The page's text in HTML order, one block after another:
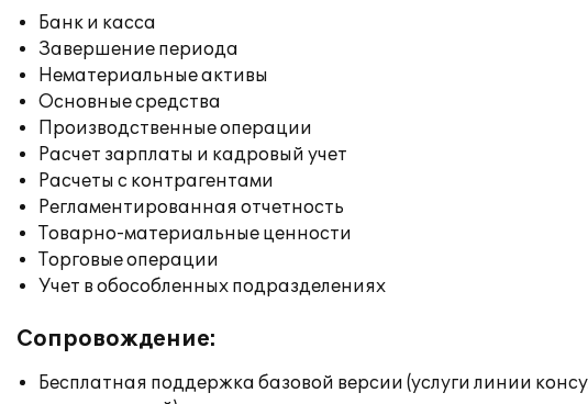
Банк и касса
Завершение периода
Нематериальные активы
Основные средства
Производственные операции
Расчет зарплаты и кадровый учет
Расчеты с контрагентами
Регламентированная отчетность
Товарно-материальные ценности
Торговые операции
Учет в обособленных подразделениях
Сопровождение:
Бесплатная поддержка базовой версии (услуги линии